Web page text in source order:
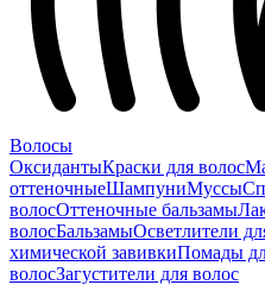
Волосы
ОксидантыКраски для волос
оттеночныеШампуниМуссы
волосОттеночные бальзамы
волосБальзамыОсветлители
химической завивкиПомады
волосЗагустители для волос